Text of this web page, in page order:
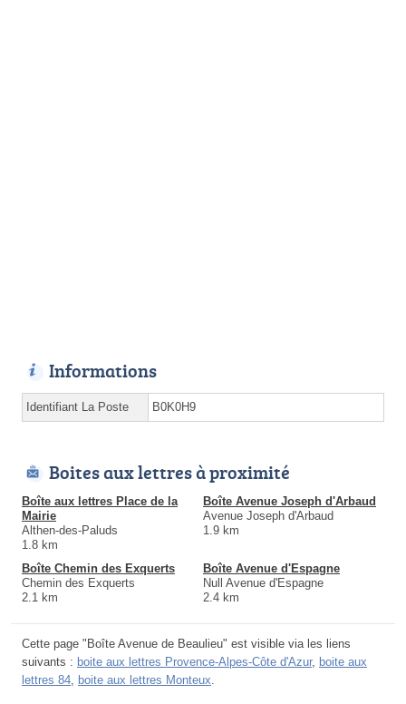
Informations
Identifiant La Poste B0K0H9
Boites aux lettres à proximité
Boîte aux lettres Place de la
Mairie
Althen-des-Paluds
1.8 km
Boîte Avenue Joseph d'Arbaud
Avenue Joseph d'Arbaud
1.9 km
Boîte Chemin des Exquerts
Chemin des Exquerts
2.1 km
Boîte Avenue d'Espagne
Null Avenue d'Espagne
2.4 km
Cette page "Boîte Avenue de Beaulieu" est visible via les liens
suivants : boite aux lettres Provence-Alpes-Côte d'Azur, boite aux
lettres 84, boite aux lettres Monteux.